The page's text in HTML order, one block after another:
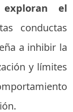
exploran el
conductas
a inhibir la
y límites